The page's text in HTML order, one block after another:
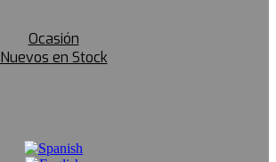
Ocasión
Nuevos en Stock